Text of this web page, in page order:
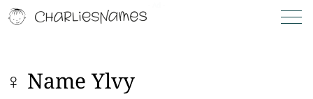
♀ Name Ylvy